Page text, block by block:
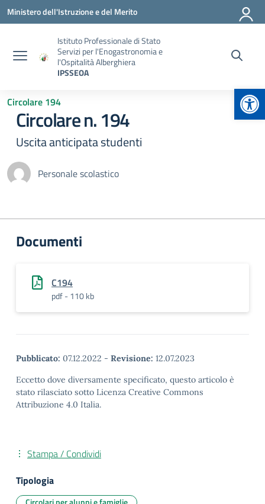
Vai ai contenuti
Vai al menu di navigazione
Vai al footer
Ministero dell'Istruzione e del Merito
Istituto Professionale di Stato
Servizi per l'Enogastronomia e
l'Ospitalità Alberghiera
IPSSEOA
Circolare 194
Circolare n. 194
Uscita anticipata studenti
Personale scolastico
Documenti
C194
pdf - 110 kb
Pubblicato: 07.12.2022 - Revisione: 12.07.2023
Eccetto dove diversamente specificato, questo articolo è
stato rilasciato sotto Licenza Creative Commons
Attribuzione 4.0 Italia.
Stampa / Condividi
Tipologia